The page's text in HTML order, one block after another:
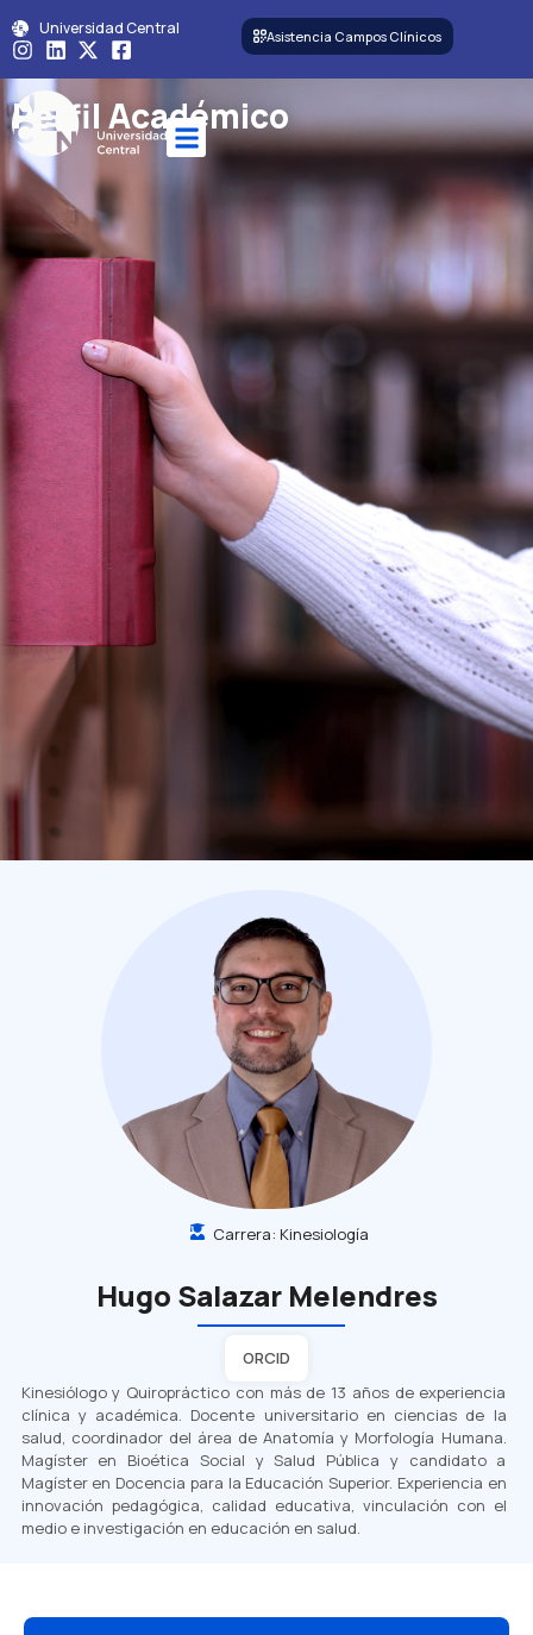
Universidad Central Asistencia Campos Clínicos
Perfil Académico
Carrera: Kinesiología
Hugo Salazar Melendres
ORCID
Kinesiólogo y Quiropráctico con más de 13 años de experiencia
clínica y académica. Docente universitario en ciencias de la
salud, coordinador del área de Anatomía y Morfología Humana.
Magíster en Bioética Social y Salud Pública y candidato a
Magíster en Docencia para la Educación Superior. Experiencia en
innovación pedagógica, calidad educativa, vinculación con el
medio e investigación en educación en salud.